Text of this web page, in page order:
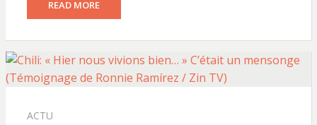
READ MORE
ACTU